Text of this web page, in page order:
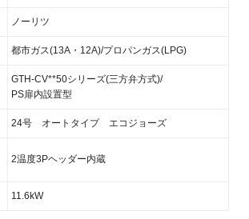
ノーリツ
都市ガス(13A・12A)/プロパンガス(LPG)
GTH-CV**50シリーズ(三方弁方式)/
PS扉内設置型
24号 オートタイプ エコジョーズ
2温度3Pヘッダー内蔵
11.6kW